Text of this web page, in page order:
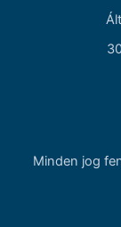
Minden jog